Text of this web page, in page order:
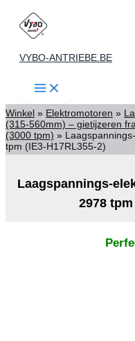
Spring
naar
VYBO-ANTRIEBE.BE
Winkel » Elektromotoren »
(315-560mm) – gietijzeren
(3000 tpm) »
tpm (IE3-H17RL355-2)
Laagspannings-
2978 tpm